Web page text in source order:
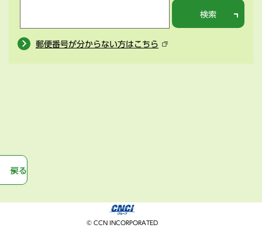
検索
郵便番号が分からない方はこちら
戻る
© CCN INCORPORATED